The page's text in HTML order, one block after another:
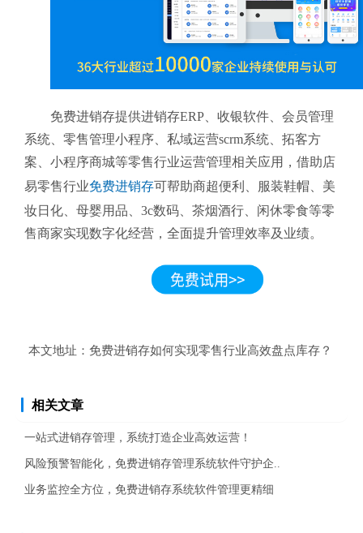
免费进销存提供进销存ERP、收银软件、会员管理
系统、零售管理小程序、私域运营scrm系统、拓客方
案、小程序商城等零售行业运营管理相关应用，借助店
易零售行业免费进销存可帮助商超便利、服装鞋帽、美
妆日化、母婴用品、3c数码、茶烟酒行、闲休零食等零
售商家实现数字化经营，全面提升管理效率及业绩。
本文地址： 免费进销存如何实现零售行业高效盘点库存？
相关文章
一站式进销存管理，系统打造企业高效运营！
风险预警智能化，免费进销存管理系统软件守护企..
业务监控全方位，免费进销存系统软件管理更精细